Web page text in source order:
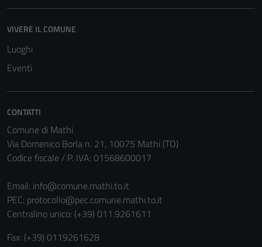
VIVERE IL COMUNE
Luoghi
Eventi
CONTATTI
Comune di Mathi
Via Domenico Borla n. 21, 10075 Mathi (TO)
Codice fiscale / P. IVA: 01568600017
Email: info@comune.mathi.to.it
PEC: protocollo@pec.comune.mathi.to.it
Centralino unico: (+39) 011.9261611
Fax: (+39) 0119261628